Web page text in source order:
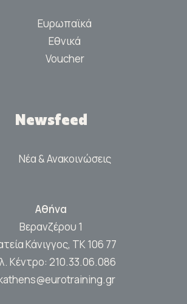
Ευρωπαϊκά
Εθνικά
Voucher
Newsfeed
Νέα & Ανακοινώσεις
Αθήνα
Βερανζέρου 1
Κάνιγγος, ΤΚ 106 77
Κέντρο: 210.33.06.086